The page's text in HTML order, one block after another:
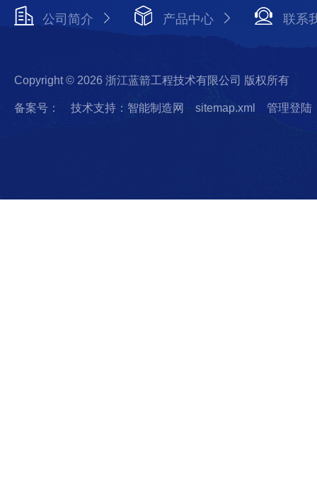
公司简介 产品中心 联系
Copyright © 2026 浙江蓝箭工程技术有限公司 版权所有
备案号： 技术支持：智能制造网 sitemap.xml 管理登陆